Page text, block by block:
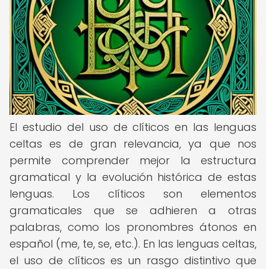
El estudio del uso de clíticos en las lenguas
celtas es de gran relevancia, ya que nos
permite comprender mejor la estructura
gramatical y la evolución histórica de estas
lenguas. Los clíticos son elementos
gramaticales que se adhieren a otras
palabras, como los pronombres átonos en
español (me, te, se, etc.). En las lenguas celtas,
el uso de clíticos es un rasgo distintivo que